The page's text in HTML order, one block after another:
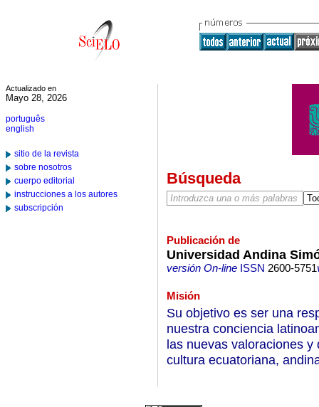
Actualizado en
Mayo 28, 2026
português
english
sitio de la revista
sobre nosotros
cuerpo editorial
instrucciones a los autores
subscripción
Búsqueda
Publicación de
Universidad Andina
versión On-lineISSN 2600-5751
Misión
Su objetivo es ser una
nuestra conciencia
las nuevas valoraciones
cultura ecuatoriana,